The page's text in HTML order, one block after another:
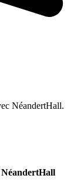
NéandertHall.
NéandertHall